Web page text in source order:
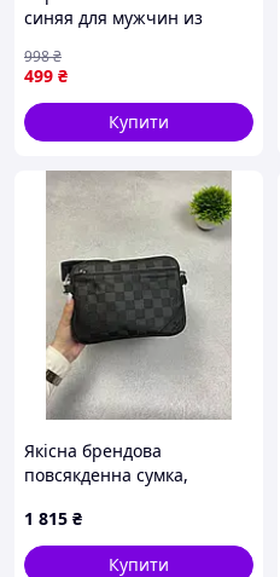
синяя для мужчин из
хранения личных вещей
499 ₴
998₴
Купити
Якісна брендова
повсякденна сумка,
Louis Vuitton 3в 1 20x20x20
D-G681
1 815 ₴
Купити